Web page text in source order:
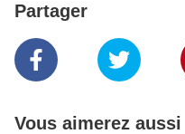
Partager
Vous aimerez aussi